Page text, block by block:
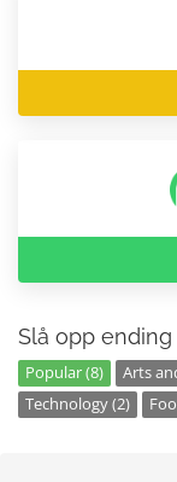
Slå opp
Popular (8) Arts
Technology (2)